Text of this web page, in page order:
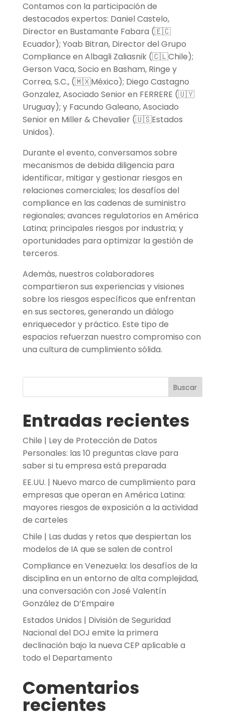
Contamos con la participación de
destacados expertos: Daniel Castelo,
Director en Bustamante Fabara (🇪🇨
Ecuador); Yoab Bitran, Director del Grupo
Compliance en Albagli Zaliasnik (🇨🇱Chile);
Gerson Vaca, Socio en Basham, Ringe y
Correa, S.C., (🇲🇽México); Diego Castagno
Gonzalez, Asociado Senior en FERRERE (🇺🇾
Uruguay); y Facundo Galeano, Asociado
Senior en Miller & Chevalier (🇺🇸Estados
Unidos).
Durante el evento, conversamos sobre
mecanismos de debida diligencia para
identificar, mitigar y gestionar riesgos en
relaciones comerciales; los desafíos del
compliance en las cadenas de suministro
regionales; avances regulatorios en América
Latina; principales riesgos por industria; y
oportunidades para optimizar la gestión de
terceros.
Además, nuestros colaboradores
compartieron sus experiencias y visiones
sobre los riesgos específicos que enfrentan
en sus sectores, generando un diálogo
enriquecedor y práctico. Este tipo de
espacios refuerzan nuestro compromiso con
una cultura de cumplimiento sólida.
Buscar
Entradas recientes
Chile | Ley de Protección de Datos
Personales: las 10 preguntas clave para
saber si tu empresa está preparada
EE.UU. | Nuevo marco de cumplimiento para
empresas que operan en América Latina:
mayores riesgos de exposición a la actividad
de carteles
Chile | Las dudas y retos que despiertan los
modelos de IA que se salen de control
Compliance en Venezuela: los desafíos de la
disciplina en un entorno de alta complejidad,
una conversación con José Valentín
González de D’Empaire
Estados Unidos | División de Seguridad
Nacional del DOJ emite la primera
declinación bajo la nueva CEP aplicable a
todo el Departamento
Comentarios
recientes